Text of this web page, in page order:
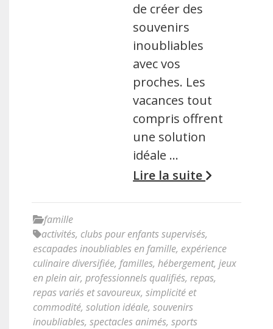
de créer des
souvenirs
inoubliables
avec vos
proches. Les
vacances tout
compris offrent
une solution
idéale …
Lire la suite
famille
activités, clubs pour enfants supervisés,
escapades inoubliables en famille, expérience
culinaire diversifiée, familles, hébergement, jeux
en plein air, professionnels qualifiés, repas,
repas variés et savoureux, simplicité et
commodité, solution idéale, souvenirs
inoubliables, spectacles animés, sports